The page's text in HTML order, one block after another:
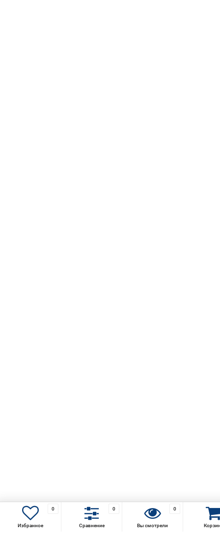
0
Избранное
0
Сравнение
0
Вы смотрели